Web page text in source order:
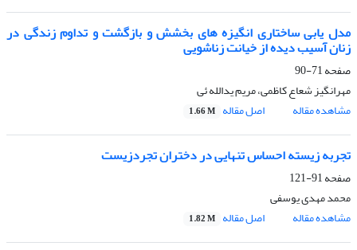
مدل یابی ساختاری انگیزه های بخشش و بازگشت و تداوم زندگی در
زنان آسیب دیده از خیانت زناشویی
صفحه71-90
مهرانگیز شعاع کاظمی، مریم یدالله ئی
مشاهده مقاله
اصل مقاله 1.66 M
تجربه زیسته احساس تنهایی در دختران تجردزیست
صفحه91-121
محمد مهدی یوسفی
مشاهده مقاله
اصل مقاله 1.82 M